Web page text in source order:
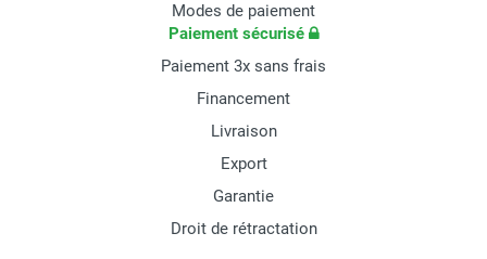
Modes de paiement
Paiement sécurisé
Paiement 3x sans frais
Financement
Livraison
Export
Garantie
Droit de rétractation